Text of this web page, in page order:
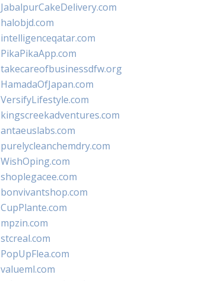
JabalpurCakeDelivery.com
halobjd.com
intelligenceqatar.com
PikaPikaApp.com
takecareofbusinessdfw.org
HamadaOfJapan.com
VersifyLifestyle.com
kingscreekadventures.com
antaeuslabs.com
purelycleanchemdry.com
WishOping.com
shoplegacee.com
bonvivantshop.com
CupPlante.com
mpzin.com
stcreal.com
PopUpFlea.com
valueml.com